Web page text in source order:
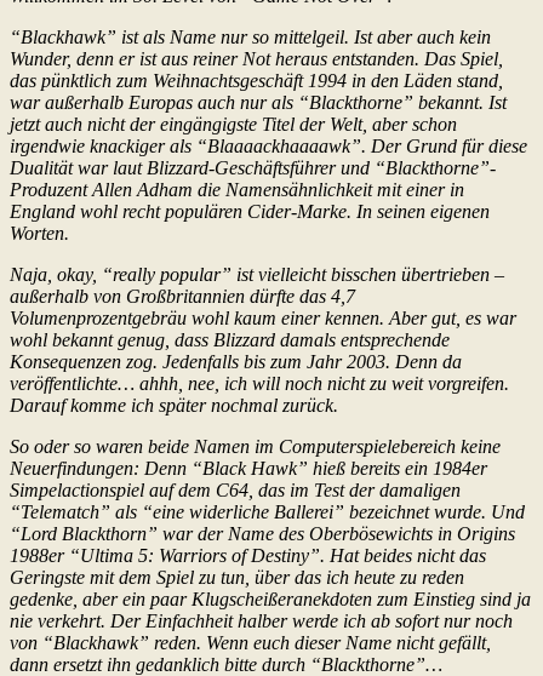
“Blackhawk” ist als Name nur so mittelgeil. Ist aber auch kein
Wunder, denn er ist aus reiner Not heraus entstanden. Das Spiel,
das pünktlich zum Weihnachtsgeschäft 1994 in den Läden stand,
war außerhalb Europas auch nur als “Blackthorne” bekannt. Ist
jetzt auch nicht der eingängigste Titel der Welt, aber schon
irgendwie knackiger als “Blaaaackhaaaawk”. Der Grund für diese
Dualität war laut Blizzard-Geschäftsführer und “Blackthorne”-
Produzent Allen Adham die Namensähnlichkeit mit einer in
England wohl recht populären Cider-Marke. In seinen eigenen
Worten.
Naja, okay, “really popular” ist vielleicht bisschen übertrieben –
außerhalb von Großbritannien dürfte das 4,7
Volumenprozentgebräu wohl kaum einer kennen. Aber gut, es war
wohl bekannt genug, dass Blizzard damals entsprechende
Konsequenzen zog. Jedenfalls bis zum Jahr 2003. Denn da
veröffentlichte… ahhh, nee, ich will noch nicht zu weit vorgreifen.
Darauf komme ich später nochmal zurück.
So oder so waren beide Namen im Computerspielebereich keine
Neuerfindungen: Denn “Black Hawk” hieß bereits ein 1984er
Simpelactionspiel auf dem C64, das im Test der damaligen
“Telematch” als “eine widerliche Ballerei” bezeichnet wurde. Und
“Lord Blackthorn” war der Name des Oberbösewichts in Origins
1988er “Ultima 5: Warriors of Destiny”. Hat beides nicht das
Geringste mit dem Spiel zu tun, über das ich heute zu reden
gedenke, aber ein paar Klugscheißeranekdoten zum Einstieg sind ja
nie verkehrt. Der Einfachheit halber werde ich ab sofort nur noch
von “Blackhawk” reden. Wenn euch dieser Name nicht gefällt,
dann ersetzt ihn gedanklich bitte durch “Blackthorne”…